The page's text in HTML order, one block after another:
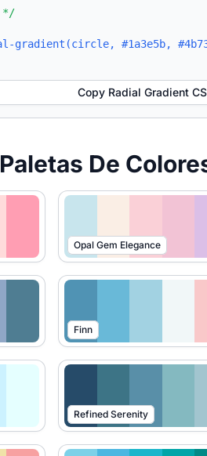
*/
gradient(circle, #1a3e5b,
Copy Radial Gradient
De
Opal Gem Elegance
Finn
Refined Serenity